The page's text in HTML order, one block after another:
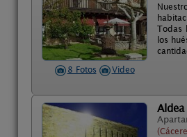
8 Fotos Video
Todas
los
Aldea